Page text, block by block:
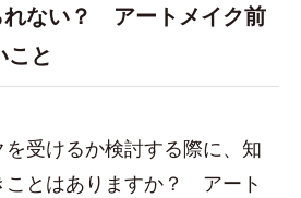
れない？ アートメイク前
こと
受けるか検討する際に、知
ことはありますか？ アート